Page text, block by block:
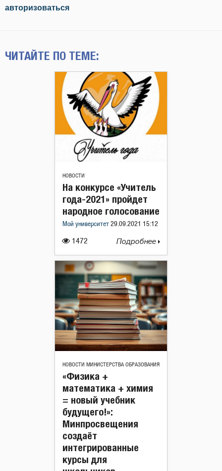
авторизоваться
ЧИТАЙТЕ ПО ТЕМЕ:
НОВОСТИ
1472
На конкурсе «Учитель
года-2021» пройдет
народное голосование
Мой университет 29.09.2021 15:12
Подробнее
НОВОСТИ МИНИСТЕРСТВА ОБРАЗОВАНИЯ
«Физика +
математика + химия
= новый учебник
будущего!»:
Минпросвещения
создаёт
интегрированные
курсы для